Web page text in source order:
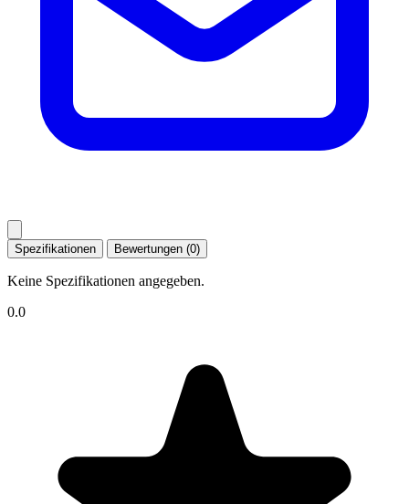
Spezifikationen Bewertungen (0)
Keine Spezifikationen angegeben.
0.0